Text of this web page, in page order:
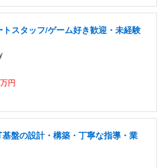
スタッフ/ゲーム好き歓迎・未経験
円
盤の設計・構築・丁寧な指導・業